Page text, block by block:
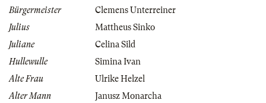
Bürgermeister
Clemens Unterreiner
Julius
Mattheus Sinko
Juliane
Celina Sild
Hullewulle
Simina Ivan
Alte Frau
Ulrike Helzel
Alter Mann
Janusz Monarcha